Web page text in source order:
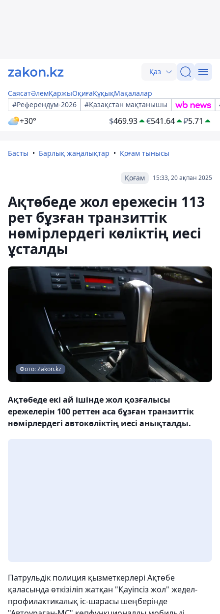
Қаз
СаясатӘлемҚаржыОқиғаҚұқықМақалалар
#Референдум-2026
#Қазақстан мақтанышы
+30° $469.93 €541.64 ₽5.71
Басты Барлық жаңалықтар Қоғам тынысы
15:33, 20 ақпан 2025
Қоғам
Ақтөбеде жол ережесін 113
рет бұзған транзиттік
нөмірлердегі көліктің иесі
ұсталды
Фото: Zakon.kz
Ақтөбеде екі ай ішінде жол қозғалысы
ережелерін 100 реттен аса бұзған транзиттік
нөмірлердегі автокөліктің иесі анықталды.
Патрульдік полиция қызметкерлері Ақтөбе
қаласында өткізіліп жатқан "Қауіпсіз жол" жедел-
профилактикалық іс-шарасы шеңберінде